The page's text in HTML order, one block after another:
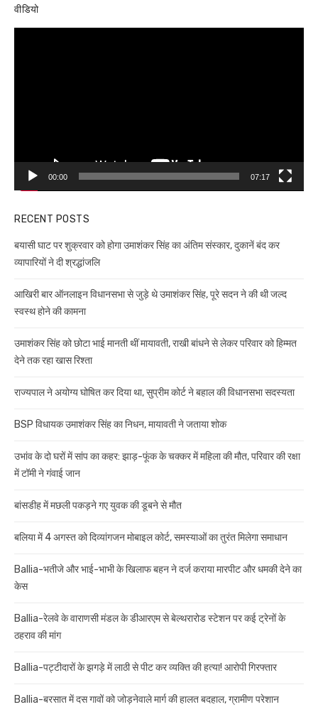
वीडियो
00:00 07:17
RECENT POSTS
बयासी घाट पर शुक्रवार को होगा उमाशंकर सिंह का अंतिम संस्कार, दुकानें बंद कर
व्यापारियों ने दी श्रद्धांजलि
आखिरी बार ऑनलाइन विधानसभा से जुड़े थे उमाशंकर सिंह, पूरे सदन ने की थी जल्द
स्वस्थ होने की कामना
उमाशंकर सिंह को छोटा भाई मानती थीं मायावती, राखी बांधने से लेकर परिवार को हिम्मत
देने तक रहा खास रिश्ता
राज्यपाल ने अयोग्य घोषित कर दिया था, सुप्रीम कोर्ट ने बहाल की विधानसभा सदस्यता
BSP विधायक उमाशंकर सिंह का निधन, मायावती ने जताया शोक
उभांव के दो घरों में सांप का कहर: झाड़-फूंक के चक्कर में महिला की मौत, परिवार की रक्षा
में टॉमी ने गंवाई जान
बांसडीह में मछली पकड़ने गए युवक की डूबने से मौत
बलिया में 4 अगस्त को दिव्यांगजन मोबाइल कोर्ट, समस्याओं का तुरंत मिलेगा समाधान
Ballia-भतीजे और भाई-भाभी के खिलाफ बहन ने दर्ज कराया मारपीट और धमकी देने का
केस
Ballia-रेलवे के वाराणसी मंडल के डीआरएम से बेल्थरारोड स्टेशन पर कई ट्रेनों के
ठहराव की मांग
Ballia-पट्टीदारों के झगड़े में लाठी से पीट कर व्यक्ति की हत्या! आरोपी गिरफ्तार
Ballia-बरसात में दस गावों को जोड़नेवाले मार्ग की हालत बदहाल, ग्रामीण परेशान